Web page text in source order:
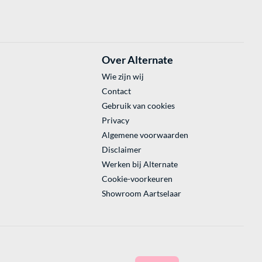
Over Alternate
Wie zijn wij
Contact
Gebruik van cookies
Privacy
Algemene voorwaarden
Disclaimer
Werken bij Alternate
Cookie-voorkeuren
Showroom Aartselaar